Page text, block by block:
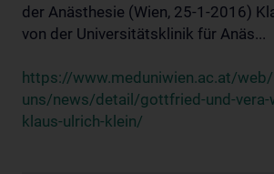
der Anästhesie (Wien, 25-1-2016)
von der Universitätsklinik für Anäs...
https://www.meduniwien.ac.at/
uns/news/detail/gottfried-und-vera-
klaus-ulrich-klein/